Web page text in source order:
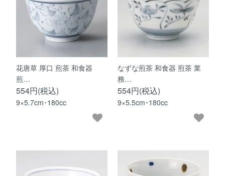
花唐草 厚口 煎茶 和食器
煎…
554円(税込)
9×5.7cm･180cc
なずな煎茶 和食器 煎茶 業
務…
554円(税込)
9×5.5cm･180cc